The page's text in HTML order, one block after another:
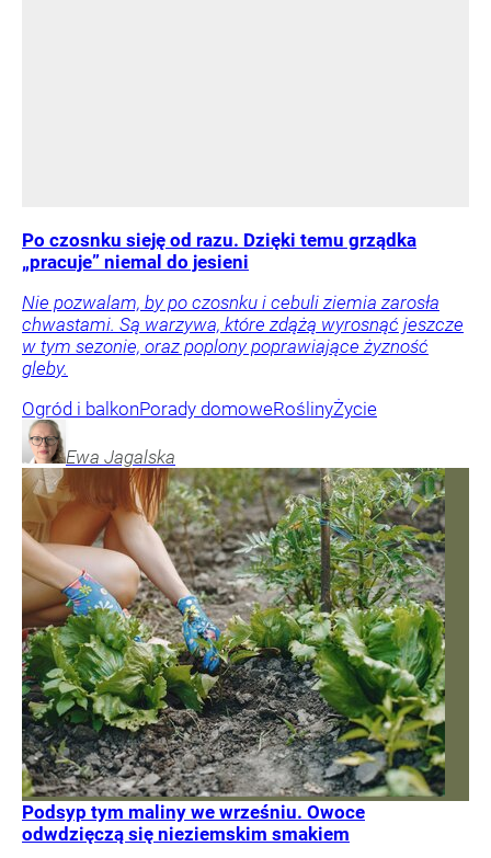
Po czosnku sieję od razu. Dzięki temu grządka
„pracuje” niemal do jesieni
Nie pozwalam, by po czosnku i cebuli ziemia zarosła
chwastami. Są warzywa, które zdążą wyrosnąć jeszcze
w tym sezonie, oraz poplony poprawiające żyzność
gleby.
Ogród i balkonPorady domoweRoślinyŻycie
Ewa Jagalska
Podsyp tym maliny we wrześniu. Owoce
odwdzięczą się nieziemskim smakiem